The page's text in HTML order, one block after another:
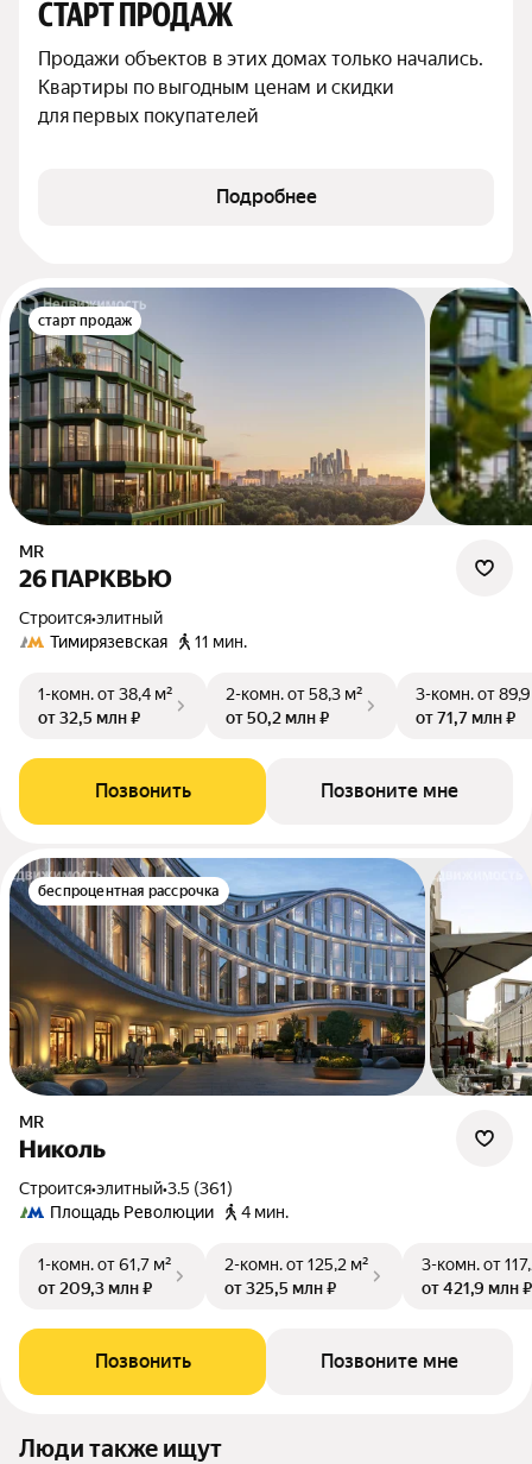
СТАРТ ПРОДАЖ
Продажи объектов в этих домах только начались.
Квартиры по выгодным ценам и скидки
для первых покупателей
Подробнее
старт продаж
MR
26 ПАРКВЬЮ
Строится•элитный
Тимирязевская
11 мин.
1-комн.от 38,4 м²
от 32,5 млн ₽
2-комн.от 58,3 м²
от 50,2 млн ₽
3-комн.от
от 71,7 млн ₽
Позвонить Позвоните мне
беспроцентная рассрочка
MR
Николь
Строится•элитный•3.5 (361)
Площадь Революции
4 мин.
1-комн.от 61,7 м²
от 209,3 млн ₽
2-комн.от 125,2 м²
от 325,5 млн ₽
3-комн.от
от 421,9 млн ₽
Позвонить Позвоните мне
Люди также ищут